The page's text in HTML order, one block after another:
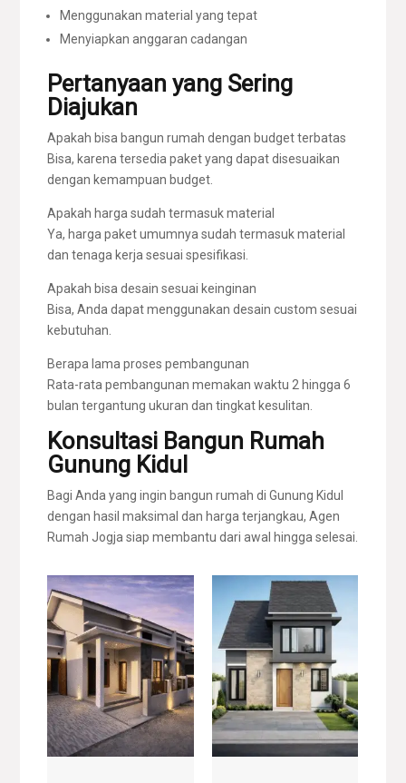
Menggunakan material yang tepat
Menyiapkan anggaran cadangan
Pertanyaan yang Sering
Diajukan
Apakah bisa bangun rumah dengan budget terbatas
Bisa, karena tersedia paket yang dapat disesuaikan
dengan kemampuan budget.
Apakah harga sudah termasuk material
Ya, harga paket umumnya sudah termasuk material
dan tenaga kerja sesuai spesifikasi.
Apakah bisa desain sesuai keinginan
Bisa, Anda dapat menggunakan desain custom sesuai
kebutuhan.
Berapa lama proses pembangunan
Rata-rata pembangunan memakan waktu 2 hingga 6
bulan tergantung ukuran dan tingkat kesulitan.
Konsultasi Bangun Rumah
Gunung Kidul
Bagi Anda yang ingin bangun rumah di Gunung Kidul
dengan hasil maksimal dan harga terjangkau, Agen
Rumah Jogja siap membantu dari awal hingga selesai.